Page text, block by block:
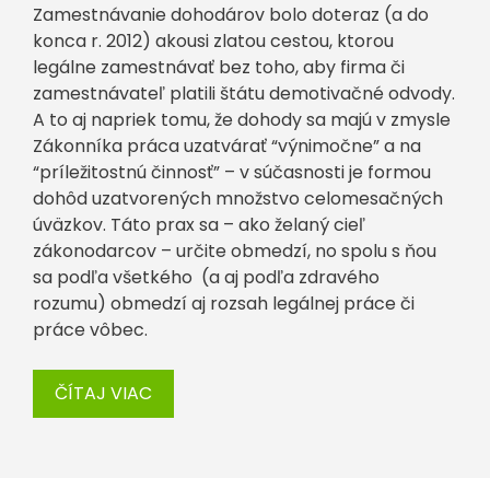
Zamestnávanie dohodárov bolo doteraz (a do
konca r. 2012) akousi zlatou cestou, ktorou
legálne zamestnávať bez toho, aby firma či
zamestnávateľ platili štátu demotivačné odvody.
A to aj napriek tomu, že dohody sa majú v zmysle
Zákonníka práca uzatvárať “výnimočne” a na
“príležitostnú činnosť” – v súčasnosti je formou
dohôd uzatvorených množstvo celomesačných
úväzkov. Táto prax sa – ako želaný cieľ
zákonodarcov – určite obmedzí, no spolu s ňou
sa podľa všetkého (a aj podľa zdravého
rozumu) obmedzí aj rozsah legálnej práce či
práce vôbec.
ČÍTAJ VIAC